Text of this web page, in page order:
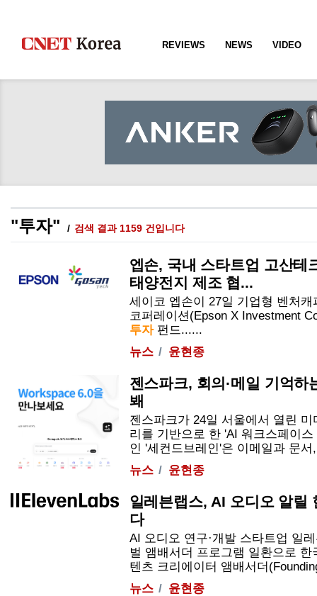
REVIEWS NEWS VIDEO
"투자" 검색 결과 1159 건입니다
엡손, 국내 스타트업 고산테
태양전지 제조 협...
세이코 엡손이 27일 기업형 벤처
코퍼레이션(Epson X Investment
투자펀드......
뉴스
윤현종
젠스파크, 회의·메일 기억
봬
젠스파크가 24일 서울에서 열린
리를 기반으로 한 'AI 워크스페이
인 '세컨드브레인'은 이메일과 문
뉴스
윤현종
일레븐랩스, AI 오디오 알릴
다
AI 오디오 연구·개발 스타트업 일
벌 앰배서더 프로그램 일환으로
텐츠 크리에이터 앰배서더
뉴스
윤현종